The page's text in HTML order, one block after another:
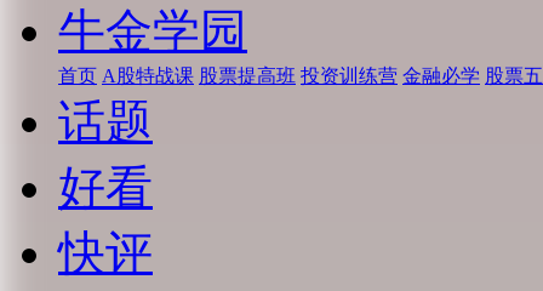
牛金学园
首页 A股特战课 股票提高班 投资训练营 金融必学 股票
话题
好看
快评